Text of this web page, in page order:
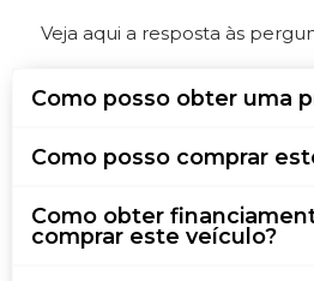
Veja aqui a resposta às
Como posso obter uma
Como posso comprar
Como obter
comprar este veículo?